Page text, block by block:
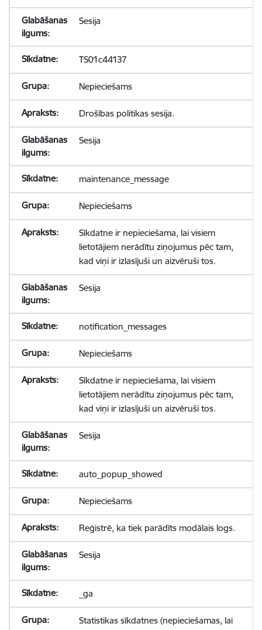
Sesija
TS01c44137
Nepieciešams
Drošības politikas sesija.
Sesija
maintenance_message
Nepieciešams
Sīkdatne ir nepieciešama, lai visiem
lietotājiem nerādītu ziņojumus pēc tam,
kad viņi ir izlasījuši un aizvēruši tos.
Sesija
notification_messages
Nepieciešams
Sīkdatne ir nepieciešama, lai visiem
lietotājiem nerādītu ziņojumus pēc tam,
kad viņi ir izlasījuši un aizvēruši tos.
Sesija
auto_popup_showed
Nepieciešams
Reģistrē, ka tiek parādīts modālais logs.
Sesija
_ga
Statistikas sīkdatnes (nepieciešamas, lai